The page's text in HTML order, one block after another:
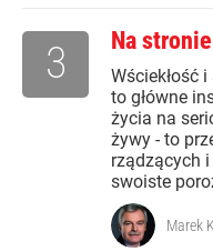
Na
Wściekłość
to główne
życia na
żywy - to
rządzących
swoiste
3
Marek